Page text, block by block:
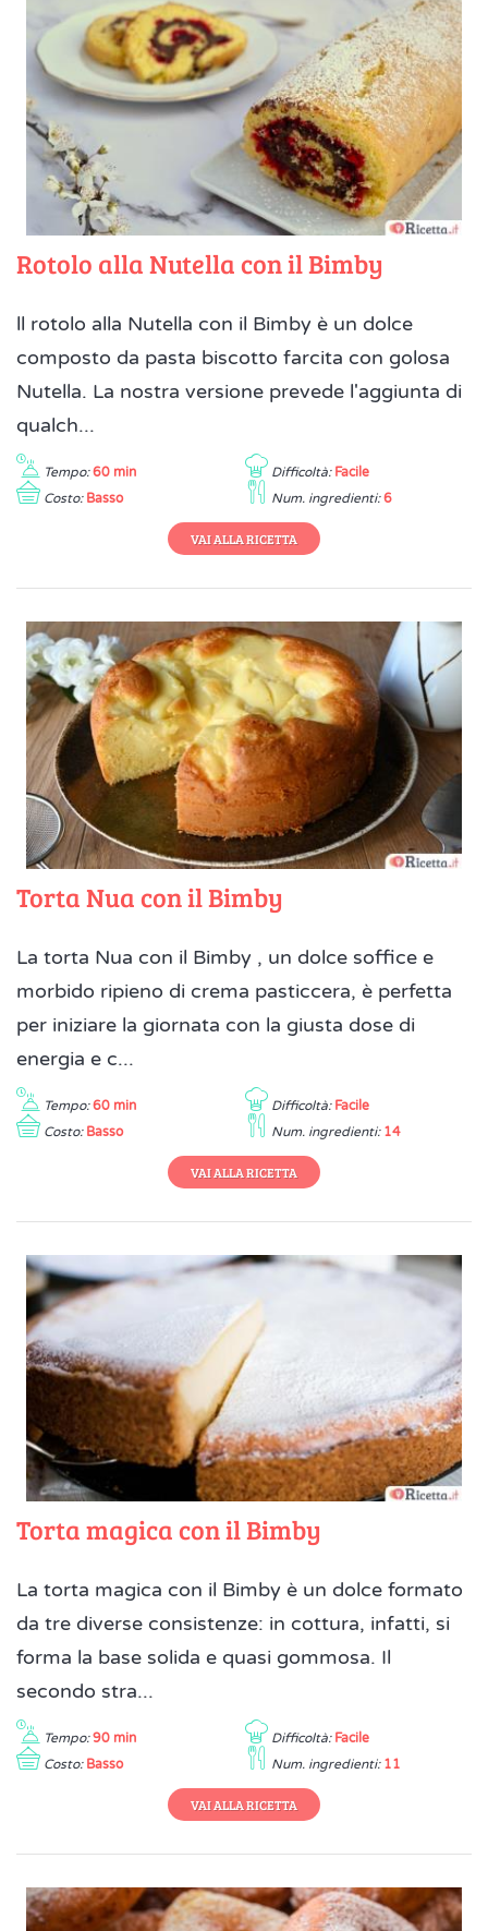
Rotolo alla Nutella con il Bimby
ll rotolo alla Nutella con il Bimby è un dolce
composto da pasta biscotto farcita con golosa
Nutella. La nostra versione prevede l'aggiunta di
qualch...
Tempo: 60 min Difficoltà: Facile
Costo: Basso Num. ingredienti: 6
VAI ALLA RICETTA
Torta Nua con il Bimby
La torta Nua con il Bimby , un dolce soffice e
morbido ripieno di crema pasticcera, è perfetta
per iniziare la giornata con la giusta dose di
energia e c...
Tempo: 60 min Difficoltà: Facile
Costo: Basso Num. ingredienti: 14
VAI ALLA RICETTA
Torta magica con il Bimby
La torta magica con il Bimby è un dolce formato
da tre diverse consistenze: in cottura, infatti, si
forma la base solida e quasi gommosa. Il
secondo stra...
Tempo: 90 min Difficoltà: Facile
Costo: Basso Num. ingredienti: 11
VAI ALLA RICETTA